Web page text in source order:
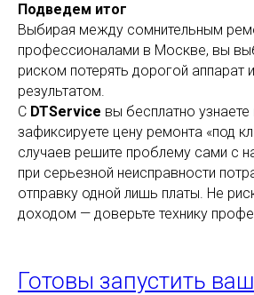
Подведем итог
Выбирая между сомнительным
профессионалами в Москве, вы
риском потерять дорогой аппарат
результатом.
С DTService вы бесплатно узнаете
зафиксируете цену ремонта «под
случаев решите проблему сами с
при серьезной неисправности
отправку одной лишь платы. Не
доходом — доверьте технику
Готовы запустить